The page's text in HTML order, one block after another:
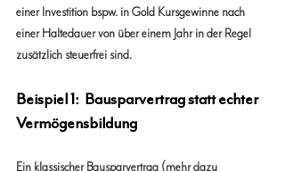
einer Investition bspw. in Gold Kursgewinne nach
einer Haltedauer von über einem Jahr in der Regel
zusätzlich steuerfrei sind.
Beispiel 1:  Bausparvertrag statt echter
Vermögensbildung
Ein klassischer Bausparvertrag (mehr dazu